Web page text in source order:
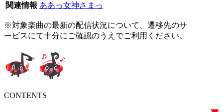
関連情報 ああっ女神さまっ
※対象楽曲の最新の配信状況について、遷移先のサ
ービスにて十分にご確認のうえでご利用ください。
CONTENTS